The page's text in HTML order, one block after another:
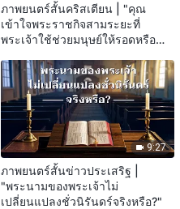
ภาพยนตร์สั้นคริสเตียน | "คุณ
เข้าใจพระราชกิจสามระยะที่
พระเจ้าใช้ช่วยมนุษย์ให้รอดหรือ
9:27
ภาพยนตร์สั้นข่าวประเสริฐ |
"พระนามของพระเจ้าไม่
เปลี่ยนแปลงชั่วนิรันดร์จริงหรือ?"